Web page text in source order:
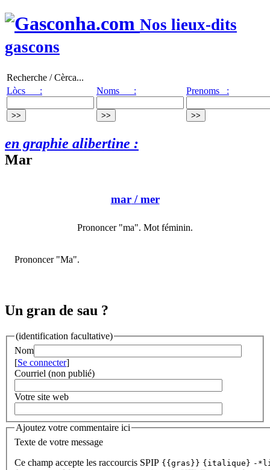
Nos lieux-dits
gascons
Recherche / Cèrca...
Lòcs :
Noms : Prenoms :
en graphie alibertine :
Mar
mar/ mer
Prononcer "ma". Mot féminin.
Prononcer "Ma".
Un gran de sau ?
(identification facultative)
Nom
[Se connecter]
Courriel (non publié)
Votre site web
Ajoutez votre commentaire ici
Texte de votre message
Ce champ accepte les raccourcis SPIP {{gras}} {italique} -